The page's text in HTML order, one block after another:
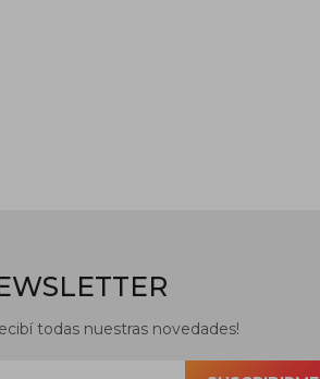
todas nuestras novedades!